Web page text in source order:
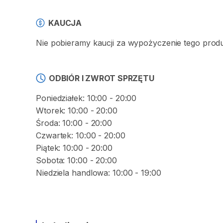
KAUCJA
Nie pobieramy kaucji za wypożyczenie tego
ODBIÓR I ZWROT SPRZĘTU
Poniedziałek: 10:00 - 20:00
Wtorek: 10:00 - 20:00
Środa: 10:00 - 20:00
Czwartek: 10:00 - 20:00
Piątek: 10:00 - 20:00
Sobota: 10:00 - 20:00
Niedziela handlowa: 10:00 - 19:00